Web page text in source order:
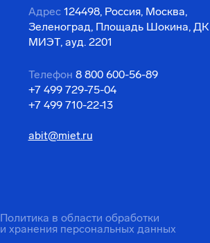
Адрес 124498, Россия, Москва,
Зеленоград, Площадь Шокина, ДК
МИЭТ, ауд. 2201
Телефон 8 800 600-56-89
+7 499 729-75-04
+7 499 710-22-13
abit@miet.ru
Политика в области обработки
и хранения персональных данных